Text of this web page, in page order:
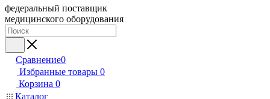
федеральный поставщик
медицинского оборудования
Сравнение0
Избранные товары 0
Корзина 0
Каталог